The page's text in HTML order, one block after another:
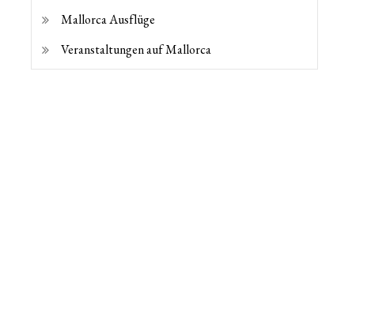
Mallorca Ausflüge
Veranstaltungen auf Mallorca